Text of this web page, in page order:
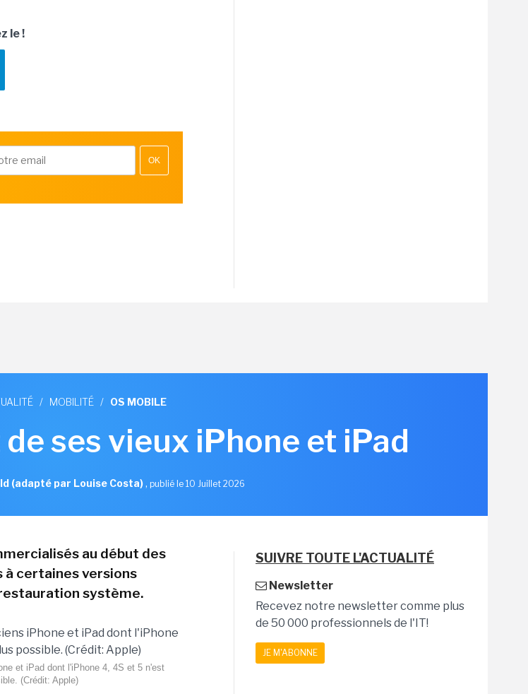
le !
OK
/ MOBILITÉ / OS MOBILE
ses vieux iPhone et iPad
(adapté par Louise Costa), publié le 10 Juillet 2026
au début des
à certaines versions
système.
et iPad dont l'iPhone 4, 4S et 5 n'est
(Crédit: Apple)
SUIVRE TOUTE L'ACTUALITÉ
Newsletter
Recevez notre newsletter comme plus
de 50 000 professionnels de l'IT!
JE M'ABONNE